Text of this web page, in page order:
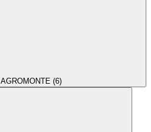
AGROMONTE (6)